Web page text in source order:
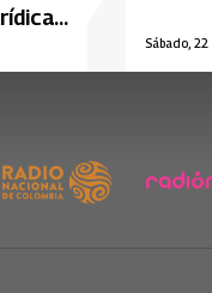
Sábado,